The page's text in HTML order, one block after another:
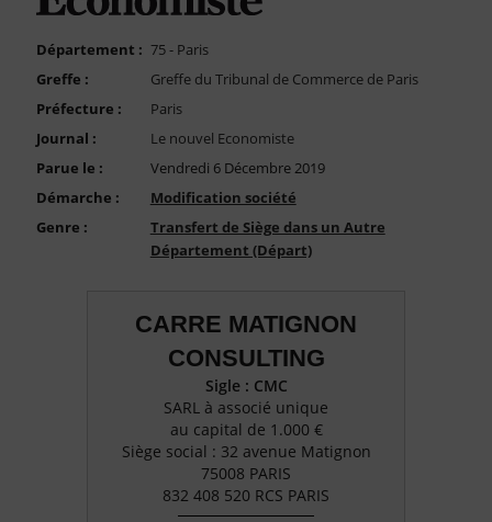
Nous Contacter
Compte PRO
Département : 75 - Paris
Greffe :
Greffe du Tribunal de Commerce de Paris
Préfecture :
Paris
Journal :
Le nouvel Economiste
Parue le :
Vendredi 6 Décembre 2019
Démarche :
Modification société
Genre :
Transfert de Siège dans un Autre
Département (Départ)
CARRE MATIGNON
CONSULTING
Sigle : CMC
SARL à associé unique
au capital de 1.000 €
Siège social : 32 avenue Matignon
75008 PARIS
832 408 520 RCS PARIS